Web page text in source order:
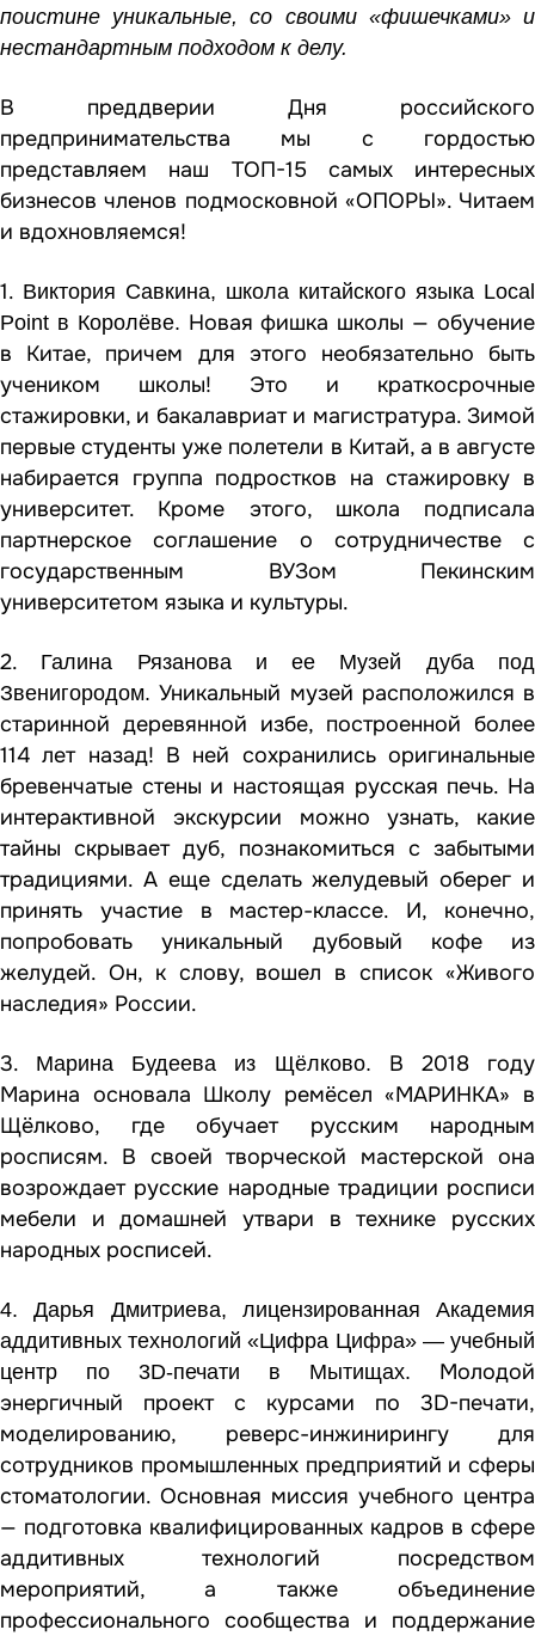
поистине уникальные, со своими «фишечками» и
нестандартным подходом к делу.
В преддверии Дня российского
предпринимательства мы с гордостью
представляем наш ТОП-15 самых интересных
бизнесов членов подмосковной «ОПОРЫ». Читаем
и вдохновляемся!
1. Виктория Савкина, школа китайского языка Local
Point в Королёве. Новая фишка школы — обучение
в Китае, причем для этого необязательно быть
учеником школы! Это и краткосрочные
стажировки, и бакалавриат и магистратура. Зимой
первые студенты уже полетели в Китай, а в августе
набирается группа подростков на стажировку в
университет. Кроме этого, школа подписала
партнерское соглашение о сотрудничестве с
государственным ВУЗом Пекинским
университетом языка и культуры.
2. Галина Рязанова и ее Музей дуба под
Звенигородом. Уникальный музей расположился в
старинной деревянной избе, построенной более
114 лет назад! В ней сохранились оригинальные
бревенчатые стены и настоящая русская печь. На
интерактивной экскурсии можно узнать, какие
тайны скрывает дуб, познакомиться с забытыми
традициями. А еще сделать желудевый оберег и
принять участие в мастер-классе. И, конечно,
попробовать уникальный дубовый кофе из
желудей. Он, к слову, вошел в список «Живого
наследия» России.
3. Марина Будеева из Щёлково. В 2018 году
Марина основала Школу ремёсел «МАРИНКА» в
Щёлково, где обучает русским народным
росписям. В своей творческой мастерской она
возрождает русские народные традиции росписи
мебели и домашней утвари в технике русских
народных росписей.
4.Дарья Дмитриева, лицензированная Академия
аддитивных технологий «Цифра Цифра» — учебный
центр по 3D-печати в Мытищах. Молодой
энергичный проект с курсами по 3D-печати,
моделированию, реверс-инжинирингу для
сотрудников промышленных предприятий и сферы
стоматологии. Основная миссия учебного центра
— подготовка квалифицированных кадров в сфере
аддитивных технологий посредством
мероприятий, а также объединение
профессионального сообщества и поддержание